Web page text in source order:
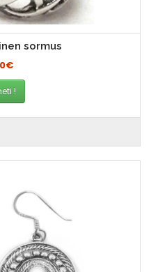
sormus
!